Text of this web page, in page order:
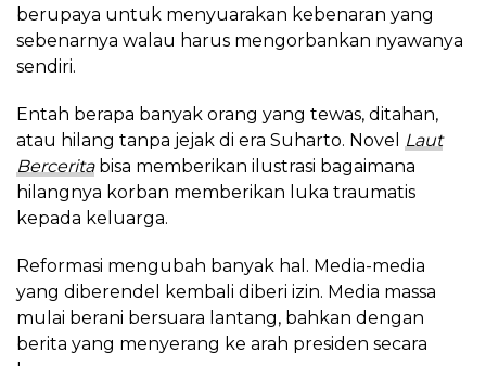
berupaya untuk menyuarakan kebenaran yang
sebenarnya walau harus mengorbankan nyawanya
sendiri.
Entah berapa banyak orang yang tewas, ditahan,
atau hilang tanpa jejak di era Suharto. Novel
Laut
Bercerita bisa memberikan ilustrasi bagaimana
hilangnya korban memberikan luka traumatis
kepada keluarga.
Reformasi mengubah banyak hal. Media-media
yang diberendel kembali diberi izin. Media massa
mulai berani bersuara lantang, bahkan dengan
berita yang menyerang ke arah presiden secara